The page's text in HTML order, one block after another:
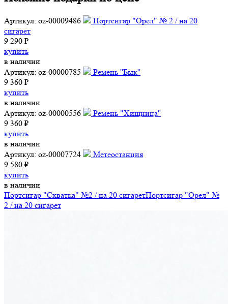
Артикул: oz-00009486
Портсигар "Орел" № 2 / на 20
сигарет
9 290 ₽
купить
в наличии
Артикул: oz-00000785
Ремень ''Бык''
9 360 ₽
купить
в наличии
Артикул: oz-00000556
Ремень "Хищница''
9 360 ₽
купить
в наличии
Артикул: oz-00007724
Метеостанция
9 580 ₽
купить
в наличии
Портсигар "Схватка" №2 / на 20 сигаретПортсигар "Орел" №
2 / на 20 сигарет